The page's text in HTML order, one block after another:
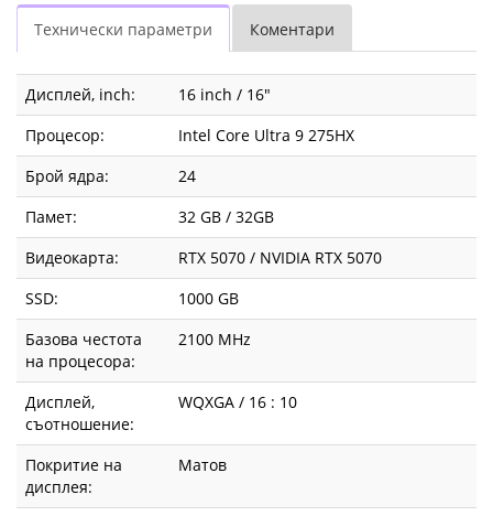
Технически параметри Коментари
Дисплей, inch:
16 inch / 16"
Процесор:
Intel Core Ultra 9 275HX
Брой ядра:
24
Памет:
32 GB / 32GB
Видеокарта:
RTX 5070 / NVIDIA RTX 5070
SSD:
1000 GB
Базова честота
на процесора:
2100 MHz
Дисплей,
съотношение:
WQXGA / 16 : 10
Покритие на
дисплея:
Матов